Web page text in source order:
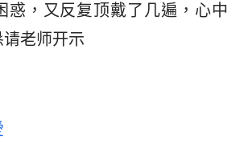
惑，又反复顶戴了几遍，心中
老师开示